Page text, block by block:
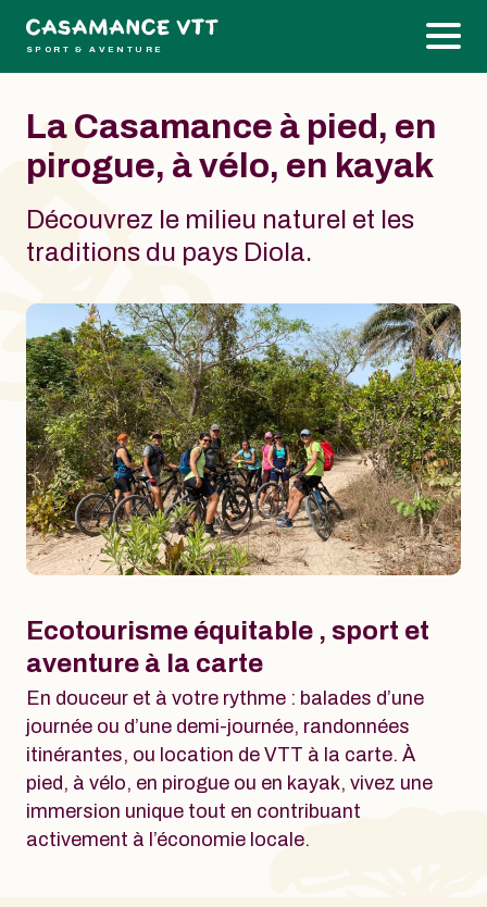
SPORT & AVENTURE
La Casamance à pied, en
pirogue, à vélo, en kayak
Découvrez le milieu naturel et les
traditions du pays Diola.
Ecotourisme équitable , sport et
aventure à la carte
En douceur et à votre rythme : balades d’une
journée ou d’une demi-journée, randonnées
itinérantes, ou location de VTT à la carte. À
pied, à vélo, en pirogue ou en kayak, vivez une
immersion unique tout en contribuant
activement à l’économie locale.